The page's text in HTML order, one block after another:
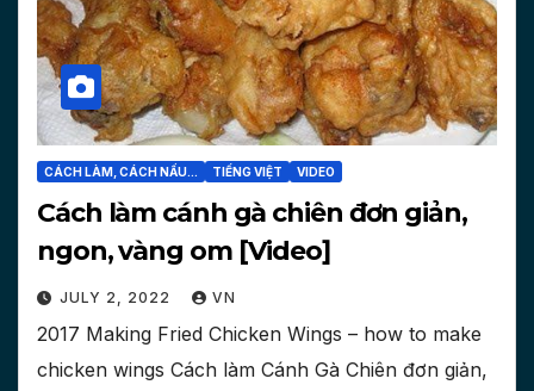
CÁCH LÀM, CÁCH NẤU... TIẾNG VIỆT VIDEO
Cách làm cánh gà chiên đơn giản,
ngon, vàng om [Video]
JULY 2, 2022 VN
2017 Making Fried Chicken Wings – how to make
chicken wings Cách làm Cánh Gà Chiên đơn giản,